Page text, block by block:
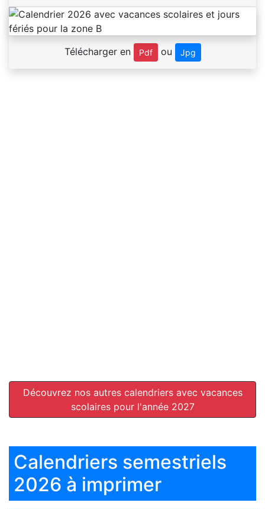
Télécharger en Pdf ou Jpg
Découvrez nos autres calendriers avec vacances
scolaires pour l'année 2027
Calendriers semestriels
2026 à imprimer